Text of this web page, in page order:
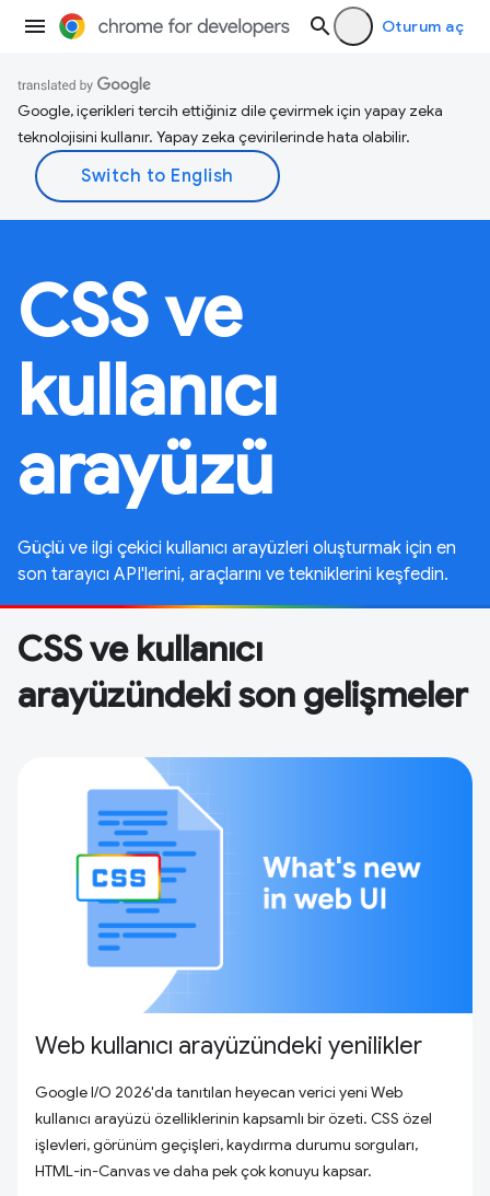
Oturum aç
Google, içerikleri tercih ettiğiniz dile çevirmek için yapay zeka
teknolojisini kullanır. Yapay zeka çevirilerinde hata olabilir.
CSS ve
kullanıcı
arayüzü
Güçlü ve ilgi çekici kullanıcı arayüzleri oluşturmak için en
son tarayıcı API'lerini, araçlarını ve tekniklerini keşfedin.
CSS ve kullanıcı
arayüzündeki son gelişmeler
Web kullanıcı arayüzündeki yenilikler
Google I/O 2026'da tanıtılan heyecan verici yeni Web
kullanıcı arayüzü özelliklerinin kapsamlı bir özeti. CSS özel
işlevleri, görünüm geçişleri, kaydırma durumu sorguları,
HTML-in-Canvas ve daha pek çok konuyu kapsar.